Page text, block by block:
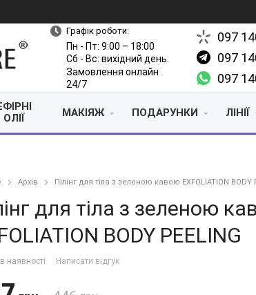
Графік роботи:
Пн - Пт: 9:00 – 18:00
Сб - Вс: вихідний день.
Замовлення онлайн
24/7
097
097
097
ОЛІЇ
МАКІЯЖ ПОДАРУНКИ ЛІНІЇ
Архів Пілінг для тіла з зеленою кавою EXFOLIATION BODY
для тіла з зеленою
BODY PEELING
наявності Написати відгук